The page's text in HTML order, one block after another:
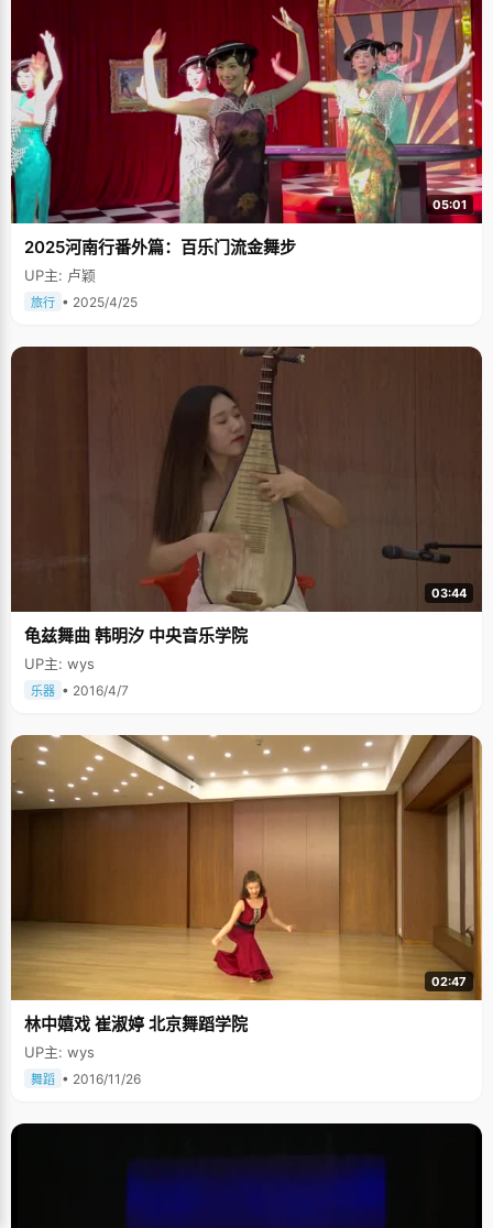
05:01
2025河南行番外篇：百乐门流金舞步
UP主: 卢颖
旅行 • 2025/4/25
03:44
龟兹舞曲 韩明汐 中央音乐学院
UP主: wys
乐器 • 2016/4/7
02:47
林中嬉戏 崔淑婷 北京舞蹈学院
UP主: wys
舞蹈 • 2016/11/26